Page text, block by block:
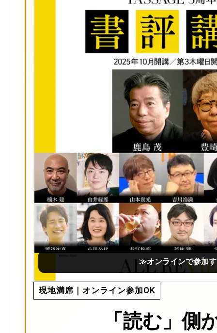
マ
ー
ク
≫オンラインで参加
現地満席｜オンライン参加OK
「読む」側